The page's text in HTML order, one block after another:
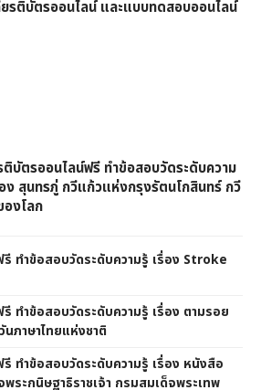
รติบัตรออนไลน์ และแบบทดสอบออนไลน์
ติบัตรออนไลน์ฟรี ทำข้อสอบวัดระดับความ
ง สุนทรภู่ กวีแก้วแห่งกรุงรัตนโกสินทร์ กวี
องโลก
ทำข้อสอบวัดระดับความรู้ เรื่อง Stroke
ทำข้อสอบวัดระดับความรู้ เรื่อง ตามรอย
ภาษาไทยแห่งชาติ
ทำข้อสอบวัดระดับความรู้ เรื่อง หนังสือ
ระกนิษฐาธิราชเจ้า กรมสมเด็จพระเทพ